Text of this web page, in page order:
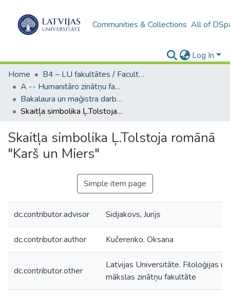
Communities & Collections All of
Log In
Home
B4 – LU fakultātes / Faculties of the UL
A -- Humanitāro zinātņu fakultāte / Faculty of Humanities
Bakalaura un maģistra darbi (HZF) / Bachelor's and Master's theses
Skaitļa simbolika Ļ.Tolstoja romānā "Karš un Miers"
Skaitļa simbolika Ļ.Tolstoja romānā
"Karš un Miers"
Simple item page
dc.contributor.advisor Sidjakovs, Jurijs
dc.contributor.author Kučerenko, Oksana
dc.contributor.other
Latvijas Universitāte. Filoloģijas un
mākslas zinātņu fakultāte